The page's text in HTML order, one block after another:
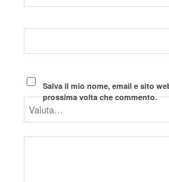
Salva il mio nome, email e sito
prossima volta che commento.